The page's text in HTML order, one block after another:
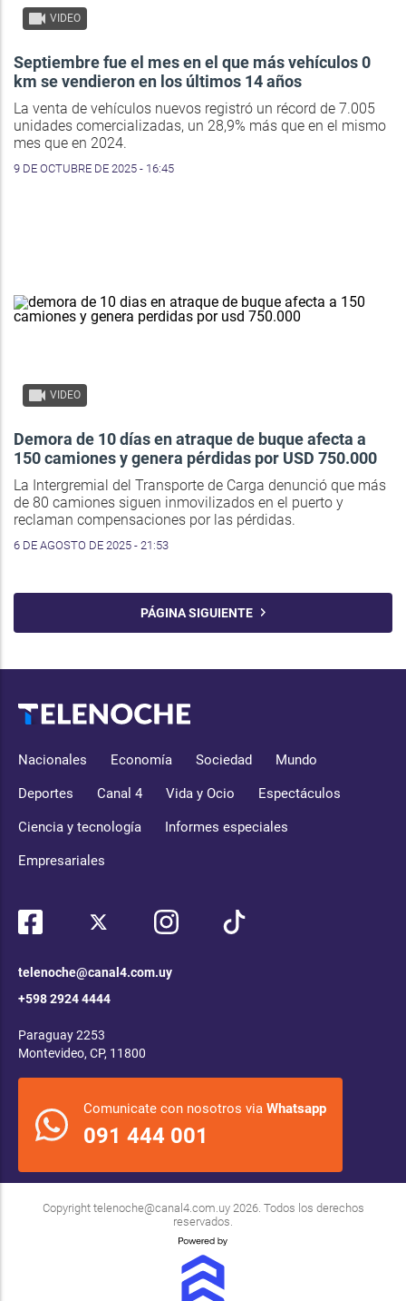
VIDEO
Septiembre fue el mes en el que más vehículos 0
km se vendieron en los últimos 14 años
La venta de vehículos nuevos registró un récord de 7.005
unidades comercializadas, un 28,9% más que en el mismo
mes que en 2024.
9 DE OCTUBRE DE 2025 - 16:45
VIDEO
Demora de 10 días en atraque de buque afecta a
150 camiones y genera pérdidas por USD 750.000
La Intergremial del Transporte de Carga denunció que más
de 80 camiones siguen inmovilizados en el puerto y
reclaman compensaciones por las pérdidas.
6 DE AGOSTO DE 2025 - 21:53
PÁGINA SIGUIENTE
Nacionales Economía Sociedad Mundo
Deportes Canal 4 Vida y Ocio Espectáculos
Ciencia y tecnología Informes especiales
Empresariales
telenoche@canal4.com.uy
+598 2924 4444
Paraguay 2253
Montevideo, CP, 11800
Comunicate con nosotros via Whatsapp
091 444 001
Copyright telenoche@canal4.com.uy2026. Todos los derechos
reservados.